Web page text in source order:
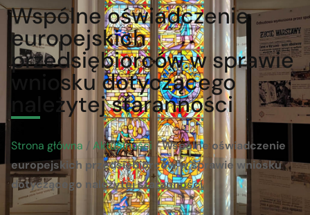
Wspólne oświadczenie
europejskich
przedsiębiorców w sprawie
wniosku dotyczącego
należytej staranności
Strona główna / Aktualności /Wspólne oświadczenie
europejskich przedsiębiorców w sprawie wniosku
dotyczącego należytej staranności